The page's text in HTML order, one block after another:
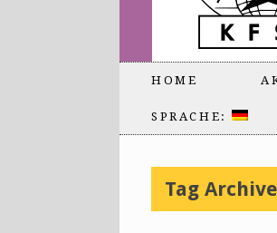
HOME
SPRACHE:
Tag